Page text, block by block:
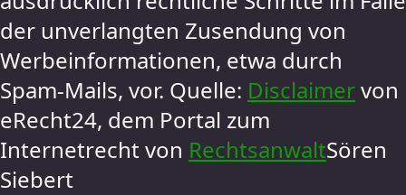
der unverlangten Zusendung von
Werbeinformationen, etwa durch
Spam-Mails, vor. Quelle: Disclaimervon
eRecht24, dem Portal zum
Internetrecht von RechtsanwaltSören
Siebert